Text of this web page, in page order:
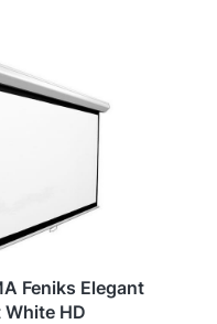
Feniks Elegant
HD